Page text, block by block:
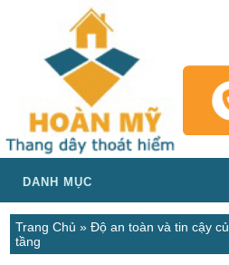
DANH MỤC
Trang Chủ » Độ an toàn và tin cậy
tầng